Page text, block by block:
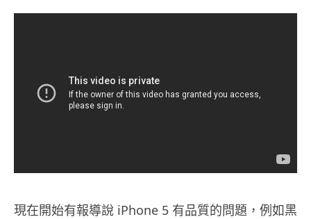
現在開始有報導說 iPhone 5 有品質的問題，例如黑